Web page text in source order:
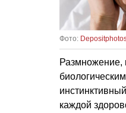
Фото:
Размножение,
каждой